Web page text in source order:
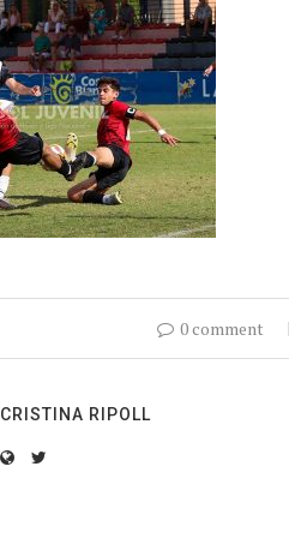
0 comment
CRISTINA RIPOLL